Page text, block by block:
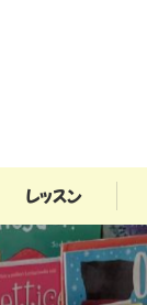
レッスン